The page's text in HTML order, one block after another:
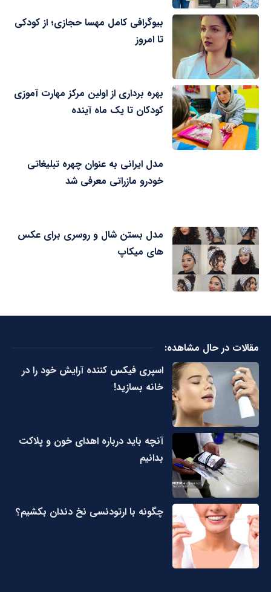
بیوگرافی کامل مهسا حجازی؛ از کودکی
تا امروز
بهره برداری از اولین مرکز مهارت آموزی
کودکان تا یک ماه آینده
مدل ایرانی به عنوان چهره تبلیغاتی
خودرو مازراتی معرفی شد
مدل بستن شال و روسری برای عکس
های میکاپ
مقالات در حال مشاهده:
اسپری فیکس کننده آرایش خود را در
خانه بسازید!
آنچه باید درباره اهدای خون و پلاکت
بدانیم
چگونه با ارتودنسی نخ دندان بکشیم؟